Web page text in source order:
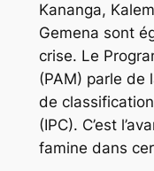
Kananga,
Gemena sont
crise. Le
(PAM) parle de
de
(IPC). C’est
famine dans